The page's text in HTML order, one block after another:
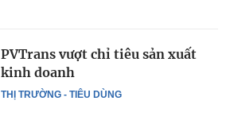
THỊ TRƯỜNG - TIÊU DÙNG
PVTrans vượt chỉ tiêu sản xuất
kinh doanh